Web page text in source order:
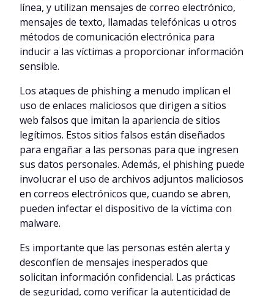
línea, y utilizan mensajes de correo electrónico,
mensajes de texto, llamadas telefónicas u otros
métodos de comunicación electrónica para
inducir a las víctimas a proporcionar información
sensible.
Los ataques de phishing a menudo implican el
uso de enlaces maliciosos que dirigen a sitios
web falsos que imitan la apariencia de sitios
legítimos. Estos sitios falsos están diseñados
para engañar a las personas para que ingresen
sus datos personales. Además, el phishing puede
involucrar el uso de archivos adjuntos maliciosos
en correos electrónicos que, cuando se abren,
pueden infectar el dispositivo de la víctima con
malware.
Es importante que las personas estén alerta y
desconfíen de mensajes inesperados que
solicitan información confidencial. Las prácticas
de seguridad, como verificar la autenticidad de